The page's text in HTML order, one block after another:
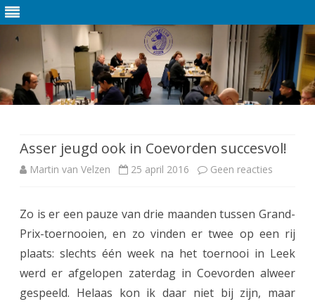
de
inhoud
Asser jeugd ook in Coevorden succesvol!
Martin van Velzen 25 april 2016 Geen reacties
A
s
e
Zo is er een pauze van drie maanden tussen Grand-
Prix-toernooien, en zo vinden er twee op een rij
plaats: slechts één week na het toernooi in Leek
werd er afgelopen zaterdag in Coevorden alweer
gespeeld. Helaas kon ik daar niet bij zijn, maar